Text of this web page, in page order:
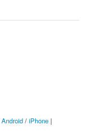
Android / iPhone |